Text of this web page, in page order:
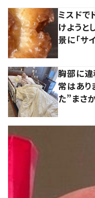
ミスドで
けよう
景に「サ
胸部に違
常はあり
た”まさ